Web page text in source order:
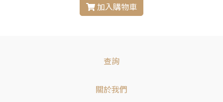
加入購物車
查詢
關於我們